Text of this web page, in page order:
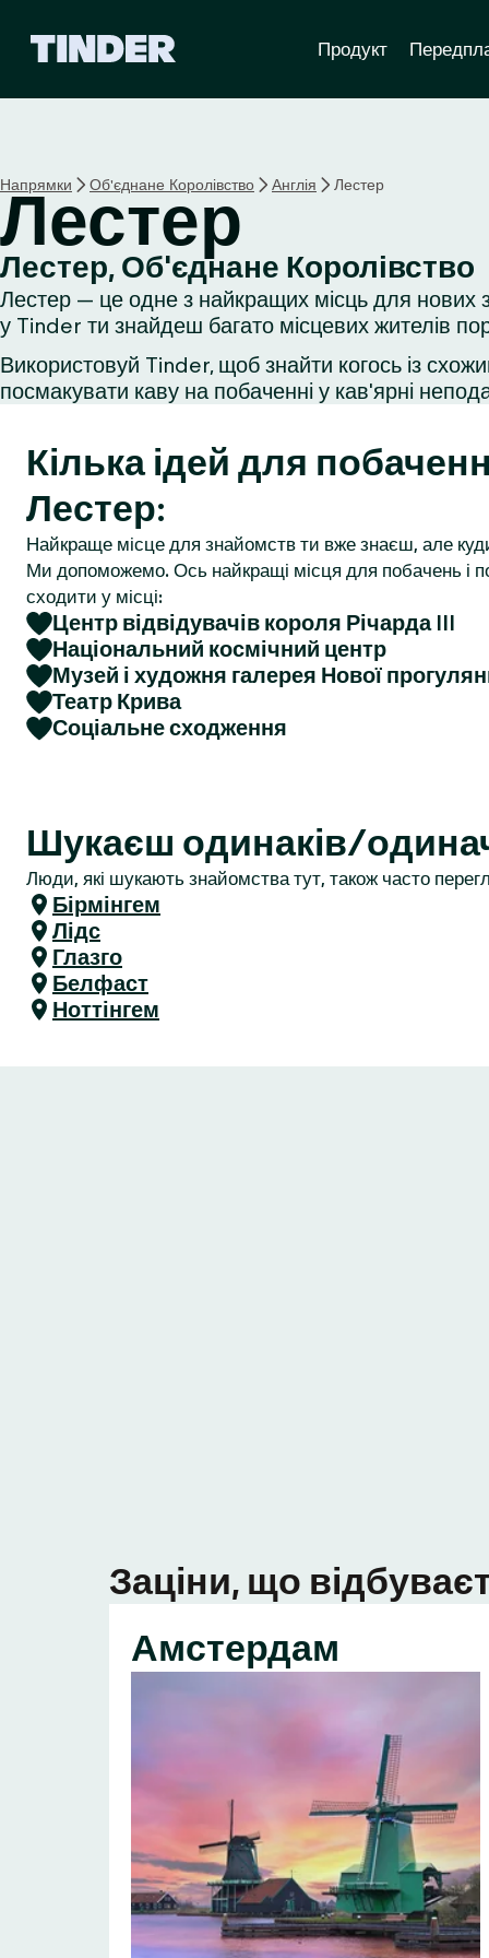
а
с
т
о
р
н
а
T
d
e
Продукт
Напрямки Об'єднане Королівство Англія Лестер
Лестер
Лестер, Об'єднане Королівство
Лестер — це одне з найкращих місць для нових
у Tinder ти знайдеш багато місцевих жителів
Використовуй Tinder, щоб знайти когось із
посмакувати каву на побаченні у кав'ярні
Кілька ідей для
Лестер:
Найкраще місце для знайомств ти вже знаєш, але
Ми допоможемо. Ось найкращі місця для побачень і
сходити у місці:
Центр відвідувачів короля Річарда III
Національний космічний центр
Музей і художня галерея Нової
Театр Крива
Соціальне сходження
Шукаєш одинаків/
Люди, які шукають знайомства тут, також часто
Бірмінгем
Лідс
Глазго
Белфаст
Ноттінгем
Заціни, що
Амстердам